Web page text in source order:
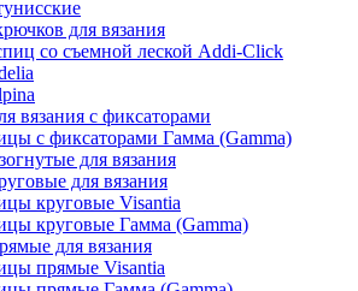
для вязания
со съемной леской Addi-Click
вязания с фиксаторами
с фиксаторами Гамма (Gamma)
для вязания
для вязания
круговые Visantia
круговые Гамма (Gamma)
для вязания
прямые Visantia